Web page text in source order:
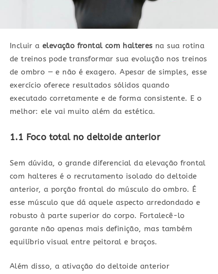
Incluir a elevação frontal com halteres na sua rotina
de treinos pode transformar sua evolução nos treinos
de ombro — e não é exagero. Apesar de simples, esse
exercício oferece resultados sólidos quando
executado corretamente e de forma consistente. E o
melhor: ele vai muito além da estética.
1.1 Foco total no deltoide anterior
Sem dúvida, o grande diferencial da elevação frontal
com halteres é o recrutamento isolado do deltoide
anterior, a porção frontal do músculo do ombro. É
esse músculo que dá aquele aspecto arredondado e
robusto à parte superior do corpo. Fortalecê-lo
garante não apenas mais definição, mas também
equilíbrio visual entre peitoral e braços.
Além disso, a ativação do deltoide anterior